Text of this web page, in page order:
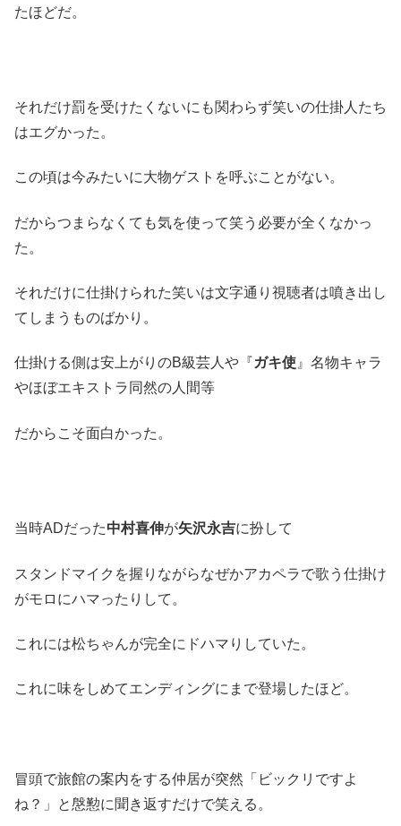
たほどだ。
それだけ罰を受けたくないにも関わらず笑いの仕掛人たち
はエグかった。
この頃は今みたいに大物ゲストを呼ぶことがない。
だからつまらなくても気を使って笑う必要が全くなかっ
た。
それだけに仕掛けられた笑いは文字通り視聴者は噴き出し
てしまうものばかり。
仕掛ける側は安上がりのB級芸人や『 ガキ使』名物キャラ
やほぼエキストラ同然の人間等
だからこそ面白かった。
当時ADだった中村喜伸が矢沢永吉に扮して
スタンドマイクを握りながらなぜかアカペラで歌う仕掛け
がモロにハマったりして。
これには松ちゃんが完全にドハマりしていた。
これに味をしめてエンディングにまで登場したほど。
冒頭で旅館の案内をする仲居が突然「ビックリですよ
ね？」と慇懃に聞き返すだけで笑える。